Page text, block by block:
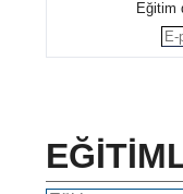
Eğitim